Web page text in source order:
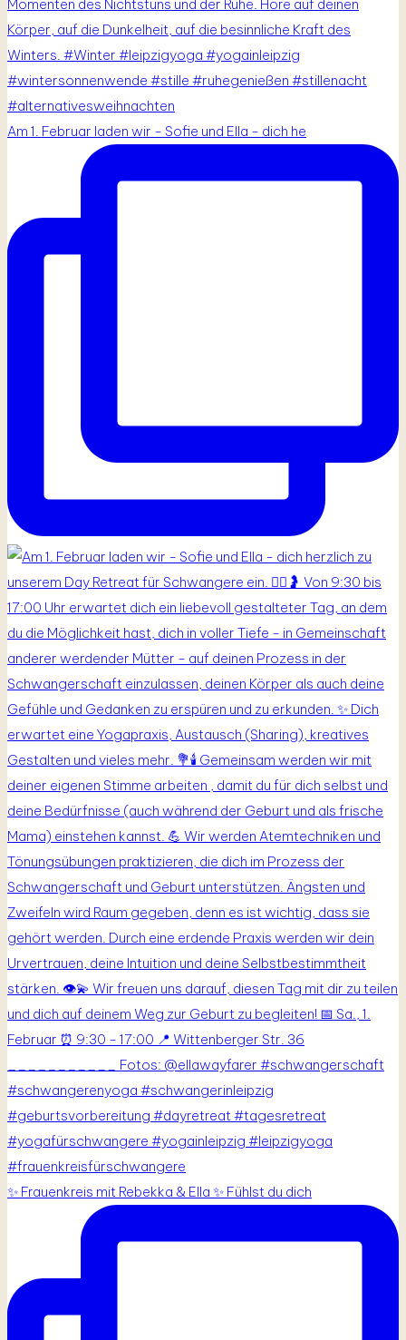
Am 1. Februar laden wir - Sofie und Ella - dich he
✨ Frauenkreis mit Rebekka & Ella ✨ Fühlst du dich